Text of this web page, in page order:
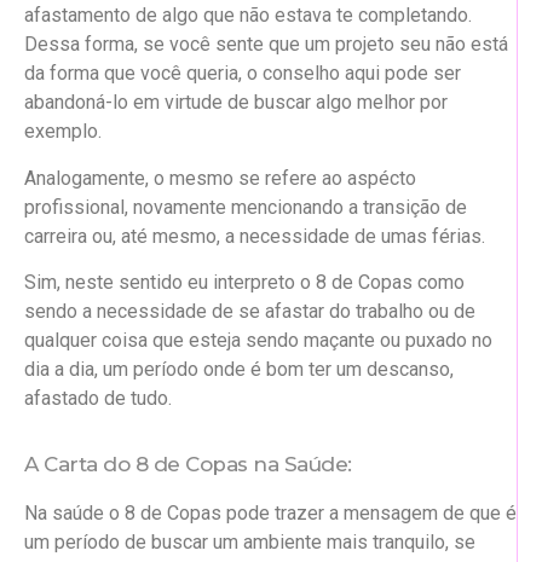
afastamento de algo que não estava te completando.
Dessa forma, se você sente que um projeto seu não está
da forma que você queria, o conselho aqui pode ser
abandoná-lo em virtude de buscar algo melhor por
exemplo.
Analogamente, o mesmo se refere ao aspécto
profissional, novamente mencionando a transição de
carreira ou, até mesmo, a necessidade de umas férias.
Sim, neste sentido eu interpreto o 8 de Copas como
sendo a necessidade de se afastar do trabalho ou de
qualquer coisa que esteja sendo maçante ou puxado no
dia a dia, um período onde é bom ter um descanso,
afastado de tudo.
A Carta do 8 de Copas na Saúde:
Na saúde o 8 de Copas pode trazer a mensagem de que é
um período de buscar um ambiente mais tranquilo, se